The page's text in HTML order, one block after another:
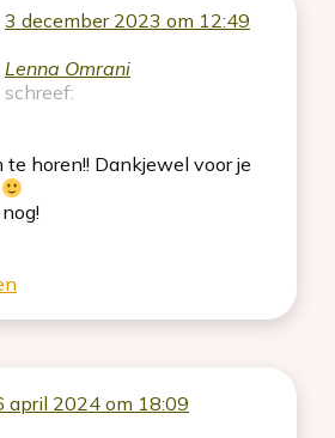
Lenna Omrani
schreef:
3 december 2023 om 12:49
te horen!! Dankjewel voor je
april 2024 om 18:09